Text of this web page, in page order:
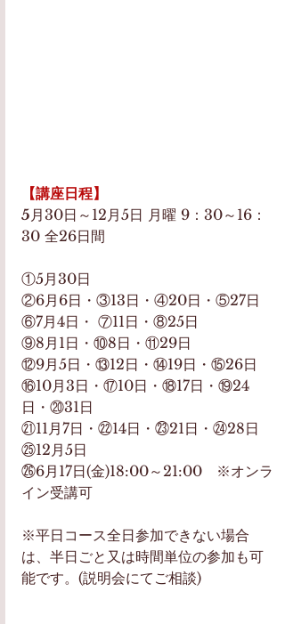
【講座日程】
5月30日～12月5日 月曜 9：30～16：
30 全26日間
①5月30日
②6月6日・③13日・④20日・⑤27日
⑥7月4日・ ⑦11日・⑧25日
⑨8月1日・⑩8日・⑪29日
⑫9月5日・⑬12日・⑭19日・⑮26日
⑯10月3日・⑰10日・⑱17日・⑲24
日・⑳31日
㉑11月7日・㉒14日・㉓21日・㉔28日
㉕12月5日
㉖6月17日(金)18:00～21:00　※オンラ
イン受講可
※平日コース全日参加できない場合
は、半日ごと又は時間単位の参加も可
能です。(説明会にてご相談)